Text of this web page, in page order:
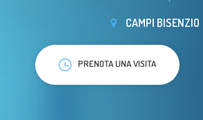
CAMPI BISENZIO
PRENOTA UNA VISITA